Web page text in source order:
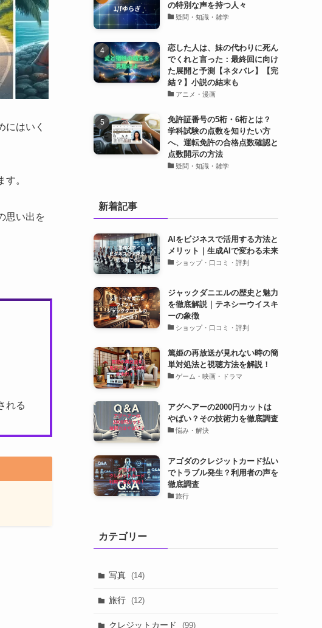
にはいく
。
思い出を
れる
の特別な声を持つ人々
疑問・知識・雑学
恋した人は、妹の代わりに死ん
でくれと言った：最終回に向け
た展開と予測【ネタバレ】【完
結？】小説の結末も
アニメ・漫画
免許証番号の5桁・6桁とは？
学科試験の点数を知りたい方
へ、運転免許の合格点数確認と
点数開示の方法
疑問・知識・雑学
新着記事
AIをビジネスで活用する方法と
メリット｜生成AIで変わる未来
ショップ・口コミ・評判
ジャックダニエルの歴史と魅力
を徹底解説｜テネシーウイスキ
ーの象徴
ショップ・口コミ・評判
篤姫の再放送が見れない時の簡
単対処法と視聴方法を解説！
ゲーム・映画・ドラマ
アグヘアーの2000円カットは
やばい？その技術力を徹底調査
悩み・解決
アゴダのクレジットカード払い
でトラブル発生？利用者の声を
徹底調査
旅行
カテゴリー
写真 (14)
旅行 (12)
クレジットカード (99)